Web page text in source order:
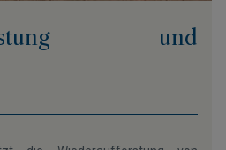
und